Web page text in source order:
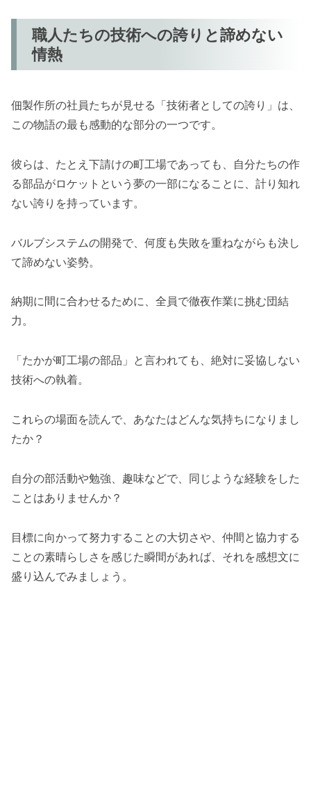
職人たちの技術への誇りと諦めない
情熱
佃製作所の社員たちが見せる「技術者としての誇り」は、
この物語の最も感動的な部分の一つです。
彼らは、たとえ下請けの町工場であっても、自分たちの作
る部品がロケットという夢の一部になることに、計り知れ
ない誇りを持っています。
バルブシステムの開発で、何度も失敗を重ねながらも決し
て諦めない姿勢。
納期に間に合わせるために、全員で徹夜作業に挑む団結
力。
「たかが町工場の部品」と言われても、絶対に妥協しない
技術への執着。
これらの場面を読んで、あなたはどんな気持ちになりまし
たか？
自分の部活動や勉強、趣味などで、同じような経験をした
ことはありませんか？
目標に向かって努力することの大切さや、仲間と協力する
ことの素晴らしさを感じた瞬間があれば、それを感想文に
盛り込んでみましょう。